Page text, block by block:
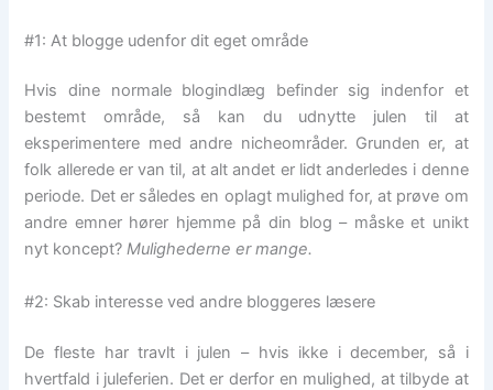
#1: At blogge udenfor dit eget område
Hvis dine normale blogindlæg befinder sig indenfor et
bestemt område, så kan du udnytte julen til at
eksperimentere med andre nicheområder. Grunden er, at
folk allerede er van til, at alt andet er lidt anderledes i denne
periode. Det er således en oplagt mulighed for, at prøve om
andre emner hører hjemme på din blog – måske et unikt
nyt koncept?Mulighederne er mange.
#2: Skab interesse ved andre bloggeres læsere
De fleste har travlt i julen – hvis ikke i december, så i
hvertfald i juleferien. Det er derfor en mulighed, at tilbyde at